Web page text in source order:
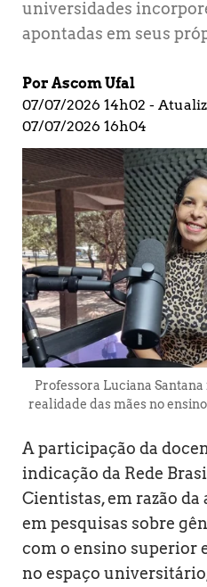
universidades
apontadas em seus
Por Ascom Ufal
07/07/2026 14h02 -
07/07/2026 16h04
Professora Luciana
realidade das mães no
A participação da
indicação da Rede
Cientistas, em razão
em pesquisas sobre
com o ensino superior
no espaço